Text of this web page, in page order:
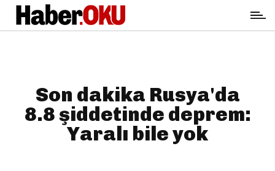
Son dakika Rusya'da
8.8 şiddetinde deprem:
Yaralı bile yok